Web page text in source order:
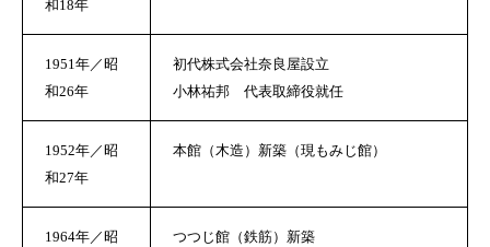
和18年
1951年／昭
和26年
初代株式会社奈良屋設立
小林祐邦 代表取締役就任
1952年／昭
和27年
本館（木造）新築（現もみじ館）
1964年／昭
つつじ館（鉄筋）新築